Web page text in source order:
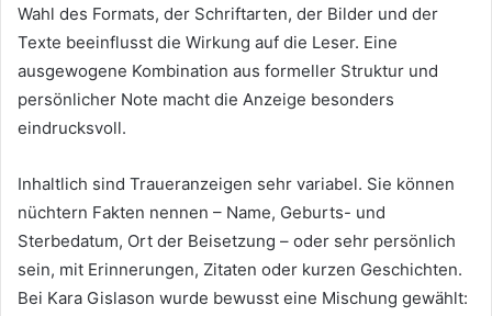
Wahl des Formats, der Schriftarten, der Bilder und der
Texte beeinflusst die Wirkung auf die Leser. Eine
ausgewogene Kombination aus formeller Struktur und
persönlicher Note macht die Anzeige besonders
eindrucksvoll.
Inhaltlich sind Traueranzeigen sehr variabel. Sie können
nüchtern Fakten nennen – Name, Geburts- und
Sterbedatum, Ort der Beisetzung – oder sehr persönlich
sein, mit Erinnerungen, Zitaten oder kurzen Geschichten.
Bei Kara Gislason wurde bewusst eine Mischung gewählt: